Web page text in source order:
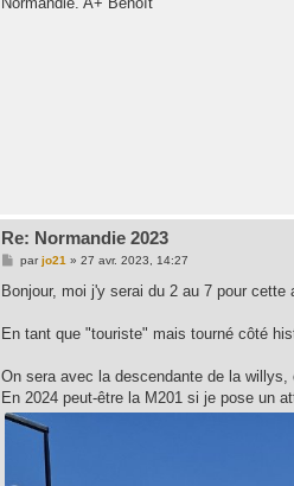
Re: Normandie 2023
M
s
g
parjo21 » 27 avr. 2023, 14:27
Bonjour, moi j'y serai du 2 au 7 pour
En tant que "touriste" mais tourné côté
On sera avec la descendante de la willys,
En 2024 peut-être la M201 si je pose un